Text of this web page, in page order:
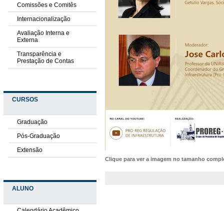
Comissões e Comitês
Internacionalização
Avaliação Interna e
Externa
Transparência e
Prestação de Contas
CURSOS
Graduação
Pós-Graduação
Extensão
ALUNO
Clique para ver a imagem no tamanho